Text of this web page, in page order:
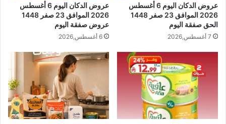
عروض الدكان اليوم 6 أغسطس
2026 الموافق 23 صفر 1448
الحق صفقة اليوم
7 أغسطس,2026
عروض الدكان اليوم 6 أغسطس
2026 الموافق 23 صفر 1448
عروض صفقة اليوم
6 أغسطس,2026